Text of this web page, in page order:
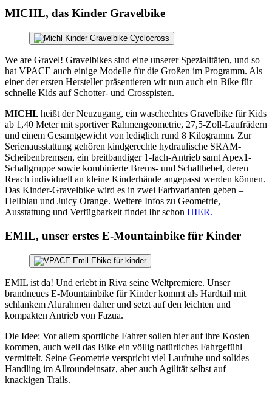
MICHL, das Kinder Gravelbike
We are Gravel! Gravelbikes sind eine unserer Spezialitäten, und so
hat VPACE auch einige Modelle für die Großen im Programm. Als
einer der ersten Hersteller präsentieren wir nun auch ein Bike für
schnelle Kids auf Schotter- und Crosspisten.
MICHL heißt der Neuzugang, ein waschechtes Gravelbike für Kids
ab 1,40 Meter mit sportiver Rahmengeometrie, 27,5-Zoll-Laufrädern
und einem Gesamtgewicht von lediglich rund 8 Kilogramm. Zur
Serienausstattung gehören kindgerechte hydraulische SRAM-
Scheibenbremsen, ein breitbandiger 1-fach-Antrieb samt Apex1-
Schaltgruppe sowie kombinierte Brems- und Schalthebel, deren
Reach individuell an kleine Kinderhände angepasst werden können.
Das Kinder-Gravelbike wird es in zwei Farbvarianten geben –
Hellblau und Juicy Orange. Weitere Infos zu Geometrie,
Ausstattung und Verfügbarkeit findet Ihr schon HIER.
EMIL, unser erstes E-Mountainbike für Kinder
EMIL ist da! Und erlebt in Riva seine Weltpremiere. Unser
brandneues E-Mountainbike für Kinder kommt als Hardtail mit
schlankem Alurahmen daher und setzt auf den leichten und
kompakten Antrieb von Fazua.
Die Idee: Vor allem sportliche Fahrer sollen hier auf ihre Kosten
kommen, auch weil das Bike ein völlig natürliches Fahrgefühl
vermittelt. Seine Geometrie verspricht viel Laufruhe und solides
Handling im Allroundeinsatz, aber auch Agilität selbst auf
knackigen Trails.